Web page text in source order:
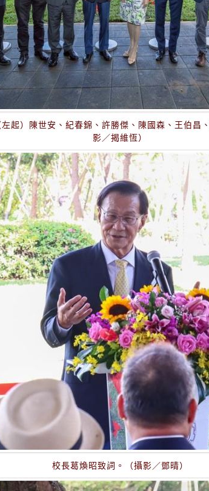
起）陳世安、紀春錦、許勝傑、陳國森、王伯昌
影／揭維恆）
校長葛煥昭致詞。（攝影／鄧晴）